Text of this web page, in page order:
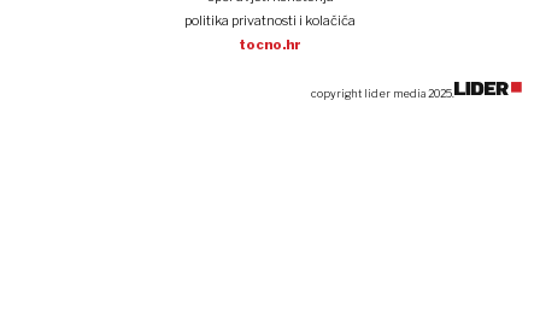
Kripto
Što i kako